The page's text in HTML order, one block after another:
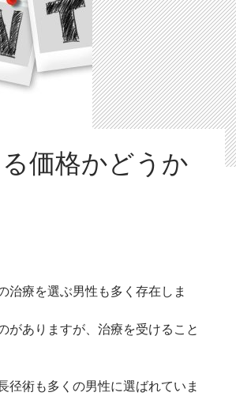
価格かどうか
治療を選ぶ男性も多く存在しま
がありますが、治療を受けること
径術も多くの男性に選ばれていま